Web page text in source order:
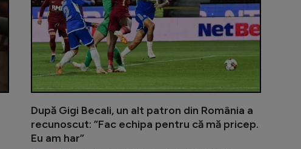
După Gigi Becali, un alt patron din România a
recunoscut: ”Fac echipa pentru că mă pricep.
Eu am har”